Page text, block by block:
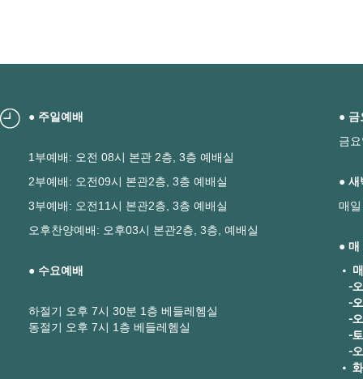
● 주일예배
1부예배: 오전 08시 본관 2층, 3층 예배실
2부예배: 오전09시 본관2층, 3층 예배실
3부예배: 오전11시 본관2층, 3층 예배실
오후찬양예배: 오후03시 본관2층, 3층, 예배실
● 수요예배
하절기 오후 7시 30분 1층 베들레헴실
동절기 오후 7시 1층 베들레헴실
● 금
금
● 새
매
● 매
•
-오
-오
-오
-토
-오
•